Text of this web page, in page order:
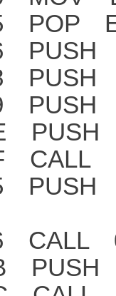
POP
PUSH
PUSH
CALL
CALL